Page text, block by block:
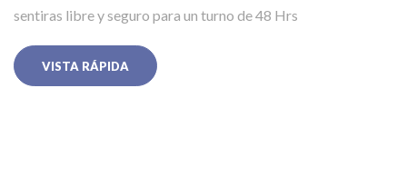
sentiras libre y seguro para un turno de 48 Hrs
VISTA RÁPIDA